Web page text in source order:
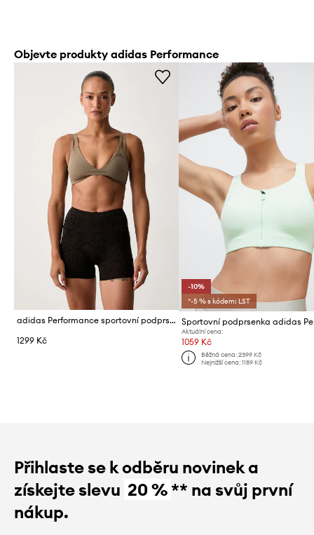
Objevte produkty adidas Performance
adidas Performance sportovní podprsenka Optime
1299 Kč
-10%
*-5 % s kódem: LST
Aktuální cena:
1059 Kč
Běžná cena: 2399 Kč
Nejnižší cena: 1189 Kč
Přihlaste se k odběru novinek a
získejte slevu 20 %** na svůj první
nákup.